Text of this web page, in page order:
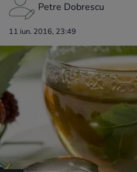
Petre Dobrescu
11 iun. 2016, 23:49